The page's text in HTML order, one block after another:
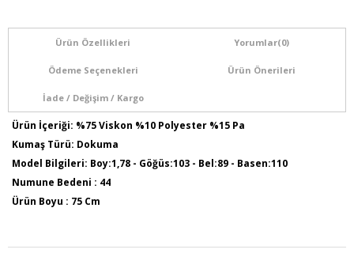
Ürün Özellikleri Yorumlar(0)
Ödeme Seçenekleri Ürün Önerileri
İade / Değişim / Kargo
Ürün İçeriği: %75 Viskon %10 Polyester %15 Pa
Kumaş Türü: Dokuma
Model Bilgileri: Boy:1,78 - Göğüs:103 - Bel:89 - Basen:110
Numune Bedeni : 44
Ürün Boyu : 75 Cm